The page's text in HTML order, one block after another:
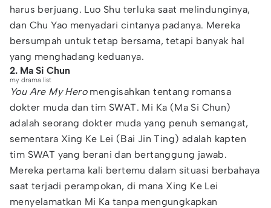
harus berjuang. Luo Shu terluka saat melindunginya,
dan Chu Yao menyadari cintanya padanya. Mereka
bersumpah untuk tetap bersama, tetapi banyak hal
yang menghadang keduanya.
2. Ma Si Chun
my drama list
You Are My Heromengisahkan tentang romansa
dokter muda dan tim SWAT. Mi Ka (Ma Si Chun)
adalah seorang dokter muda yang penuh semangat,
sementara Xing Ke Lei (Bai Jin Ting) adalah kapten
tim SWAT yang berani dan bertanggung jawab.
Mereka pertama kali bertemu dalam situasi berbahaya
saat terjadi perampokan, di mana Xing Ke Lei
menyelamatkan Mi Ka tanpa mengungkapkan